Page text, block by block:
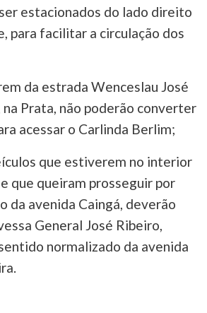
estacionados do lado direito
para facilitar a circulação dos
da estrada Wenceslau José
Prata, não poderão converter
acessar o Carlinda Berlim;
que estiverem no interior
que queiram prosseguir por
da avenida Caingá, deverão
General José Ribeiro,
normalizado da avenida